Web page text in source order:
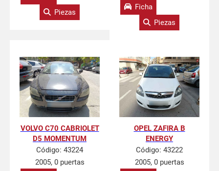
Piezas
Ficha
Piezas
VOLVO C70 CABRIOLET
D5 MOMENTUM
Código: 43224
2005, 0 puertas
OPEL ZAFIRA B
ENERGY
Código: 43222
2005, 0 puertas